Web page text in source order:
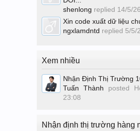
shenlong replied 14/5/26
Xin code xuất dữ liệu
ngxlamdntd replied 5/5/
Xem nhiều
Nhận Định Thị Trường
Tuấn Thành posted
23:08
Nhận định thị trường hàng